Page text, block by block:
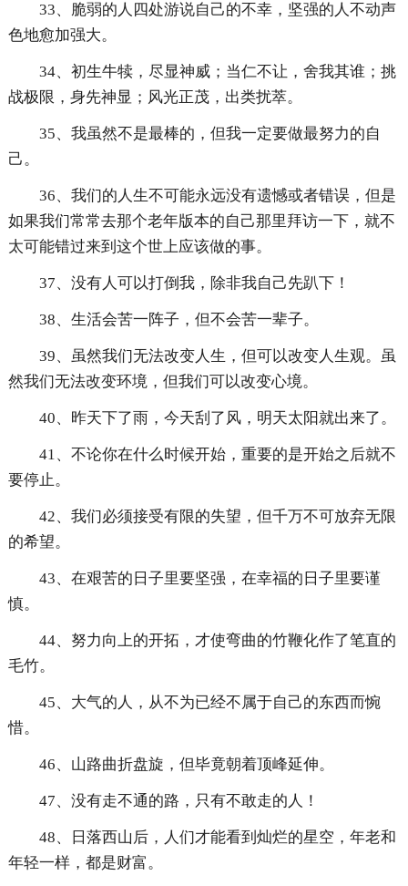
33、脆弱的人四处游说自己的不幸，坚强的人不动声
色地愈加强大。
34、初生牛犊，尽显神威；当仁不让，舍我其谁；挑
战极限，身先神显；风光正茂，出类扰萃。
35、我虽然不是最棒的，但我一定要做最努力的自
己。
36、我们的人生不可能永远没有遗憾或者错误，但是
如果我们常常去那个老年版本的自己那里拜访一下，就不
太可能错过来到这个世上应该做的事。
37、没有人可以打倒我，除非我自己先趴下！
38、生活会苦一阵子，但不会苦一辈子。
39、虽然我们无法改变人生，但可以改变人生观。虽
然我们无法改变环境，但我们可以改变心境。
40、昨天下了雨，今天刮了风，明天太阳就出来了。
41、不论你在什么时候开始，重要的是开始之后就不
要停止。
42、我们必须接受有限的失望，但千万不可放弃无限
的希望。
43、在艰苦的日子里要坚强，在幸福的日子里要谨
慎。
44、努力向上的开拓，才使弯曲的竹鞭化作了笔直的
毛竹。
45、大气的人，从不为已经不属于自己的东西而惋
惜。
46、山路曲折盘旋，但毕竟朝着顶峰延伸。
47、没有走不通的路，只有不敢走的人！
48、日落西山后，人们才能看到灿烂的星空，年老和
年轻一样，都是财富。